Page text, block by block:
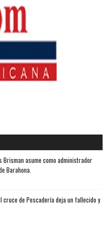
Brisman asume como administrador
Barahona.
cruce de Pescadería deja un fallecido y